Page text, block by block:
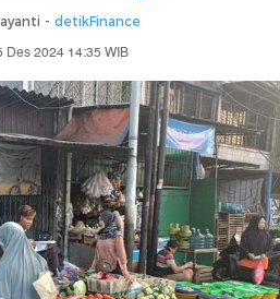
- detikFinance
Des 2024 14:35 WIB